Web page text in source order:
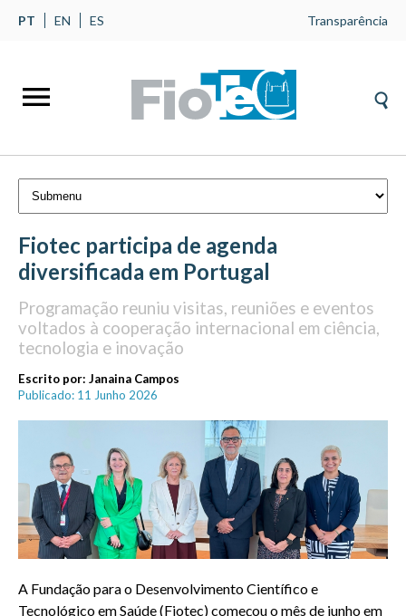
PT EN ES Transparência
Fiotec participa de agenda
diversificada em Portugal
Programação reuniu visitas, reuniões e eventos
voltados à cooperação internacional em ciência,
tecnologia e inovação
Escrito por: Janaina Campos
Publicado: 11 Junho 2026
A Fundação para o Desenvolvimento Científico e
Tecnológico em Saúde (Fiotec) começou o mês de junho em